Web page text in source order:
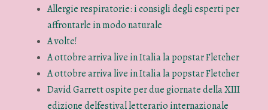
Allergie respiratorie: i consigli degli esperti per
affrontarle in modo naturale
A volte!
A ottobre arriva live in Italia la popstar Fletcher
A ottobre arriva live in Italia la popstar Fletcher
David Garrett ospite per due giornate della XIII
edizione delfestival letterario internazionale